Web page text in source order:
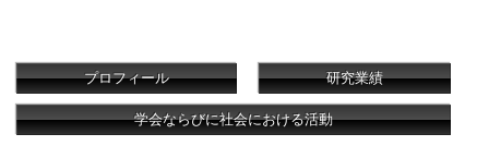
プロフィール 研究業績
学会ならびに社会における活動